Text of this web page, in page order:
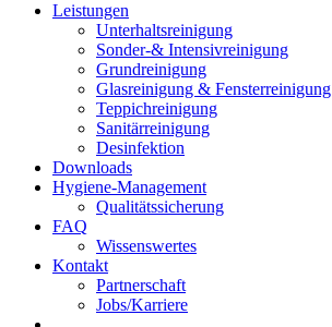
Leistungen
Unterhaltsreinigung
Sonder-& Intensivreinigung
Grundreinigung
Glasreinigung & Fensterreinigung
Teppichreinigung
Sanitärreinigung
Desinfektion
Downloads
Hygiene-Management
Qualitätssicherung
FAQ
Wissenswertes
Kontakt
Partnerschaft
Jobs/Karriere